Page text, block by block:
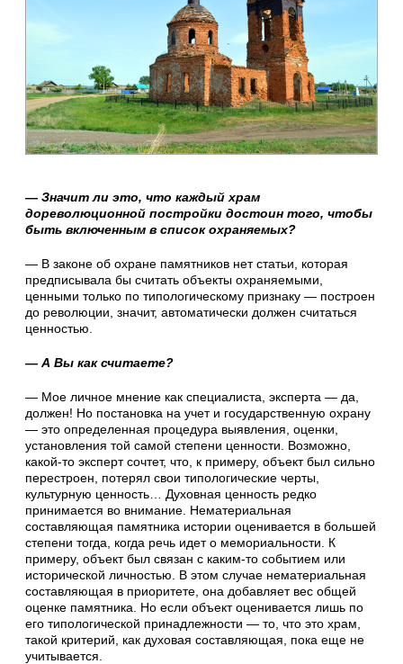
— Значит ли это, что каждый храм
дореволюционной постройки достоин того, чтобы
быть включенным в список охраняемых?
— В законе об охране памятников нет статьи, которая
предписывала бы считать объекты охраняемыми,
ценными только по типологическому признаку — построен
до революции, значит, автоматически должен считаться
ценностью.
— А Вы как считаете?
— Мое личное мнение как специалиста, эксперта — да,
должен! Но постановка на учет и государственную охрану
— это определенная процедура выявления, оценки,
установления той самой степени ценности. Возможно,
какой-то эксперт сочтет, что, к примеру, объект был сильно
перестроен, потерял свои типологические черты,
культурную ценность… Духовная ценность редко
принимается во внимание. Нематериальная
составляющая памятника истории оценивается в большей
степени тогда, когда речь идет о мемориальности. К
примеру, объект был связан с каким-то событием или
исторической личностью. В этом случае нематериальная
составляющая в приоритете, она добавляет вес общей
оценке памятника. Но если объект оценивается лишь по
его типологической принадлежности — то, что это храм,
такой критерий, как духовая составляющая, пока еще не
учитывается.